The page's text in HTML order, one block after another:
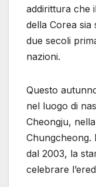
addirittura che
della Corea sia
due secoli
nazioni.
Questo
nel luogo di
Cheongju,
Chungcheong.
dal 2003, la
celebrare